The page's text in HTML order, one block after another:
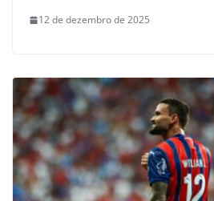
12 de dezembro de 2025